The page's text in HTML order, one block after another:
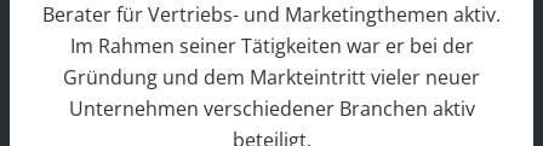
Berater für Vertriebs- und Marketingthemen aktiv.
Im Rahmen seiner Tätigkeiten war er bei der
Gründung und dem Markteintritt vieler neuer
Unternehmen verschiedener Branchen aktiv
beteiligt.